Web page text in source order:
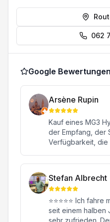
062
Google Bewertungen
Arsène Rupin
Kauf eines MG3
der Empfang, der
Verfügbarkeit, die
Stefan Albrecht
⭐⭐⭐⭐⭐ Ich fahre meinen MG ZS Hybrid nun
seit einem halben